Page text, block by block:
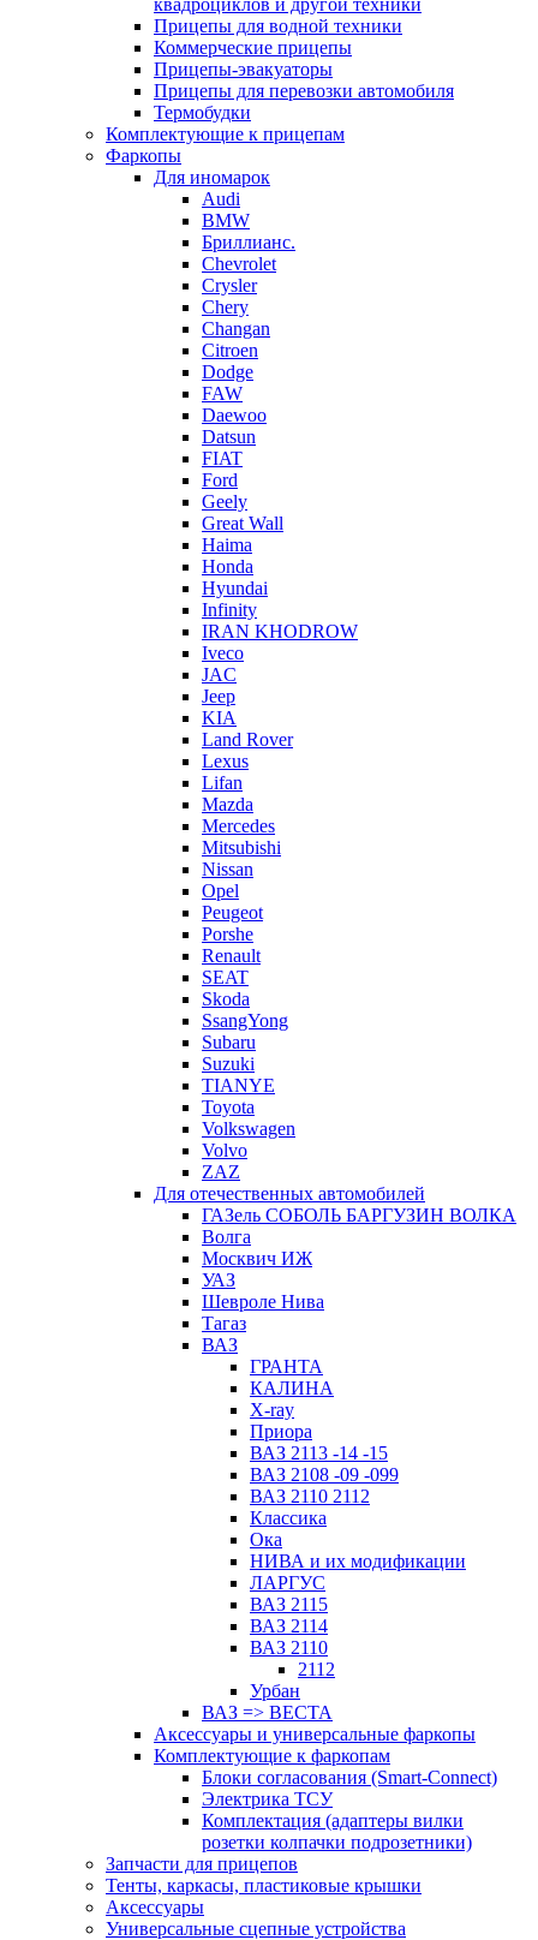
квадроциклов и другой техники
Прицепы для водной техники
Коммерческие прицепы
Прицепы-эвакуаторы
Прицепы для перевозки автомобиля
Термобудки
Комплектующие к прицепам
Фаркопы
Для иномарок
Audi
BMW
Бриллианс.
Chevrolet
Crysler
Chery
Changan
Citroen
Dodge
FAW
Daewoo
Datsun
FIAT
Ford
Geely
Great Wall
Haima
Honda
Hyundai
Infinity
IRAN KHODROW
Iveco
JAC
Jeep
KIA
Land Rover
Lexus
Lifan
Mazda
Mercedes
Mitsubishi
Nissan
Opel
Peugeot
Porshe
Renault
SEAT
Skoda
SsangYong
Subaru
Suzuki
TIANYE
Toyota
Volkswagen
Volvo
ZAZ
Для отечественных автомобилей
ГАЗель СОБОЛЬ БАРГУЗИН ВОЛКА
Волга
Москвич ИЖ
УАЗ
Шевроле Нива
Тагаз
ВАЗ
ГРАНТА
КАЛИНА
X-ray
Приора
ВАЗ 2113 -14 -15
ВАЗ 2108 -09 -099
ВАЗ 2110 2112
Классика
Ока
НИВА и их модификации
ЛАРГУС
ВАЗ 2115
ВАЗ 2114
ВАЗ 2110
2112
Урбан
ВАЗ => ВЕСТА
Аксессуары и универсальные фаркопы
Комплектующие к фаркопам
Блоки согласования (Smart-Connect)
Электрика ТСУ
Комплектация (адаптеры вилки
розетки колпачки подрозетники)
Запчасти для прицепов
Тенты, каркасы, пластиковые крышки
Аксессуары
Универсальные сцепные устройства